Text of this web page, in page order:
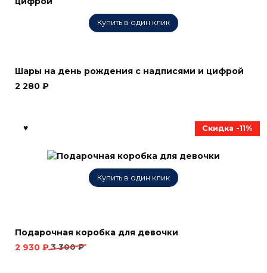
Купить в один клик
Шары на день рождения с надписями и цифрой
2 280 ₽
Купить в один клик
Скидка -11%
Подарочная коробка для девочки
3 300₽
Первоначальная
2 930 ₽
Текущая